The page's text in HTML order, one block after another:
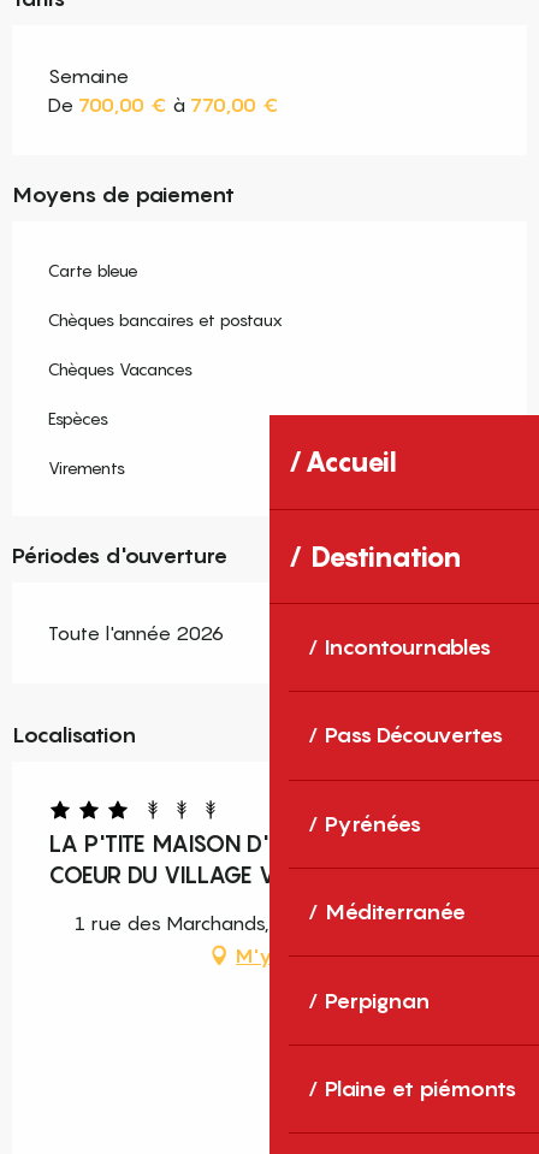
Accueil
Destination
Incontournables
Pass Découvertes
Pyrénées
Méditerranée
Perpignan
Plaine et piémonts
Semaine
De 700,00 € à 770,00 €
Moyens de paiement
Carte bleue
Chèques bancaires et postaux
Chèques Vacances
Espèces
Virements
Périodes d'ouverture
Toute l'année 2026
Localisation
LA P'TITE MAISON D'EVE ANGELINE AU
COEUR DU VILLAGE VITICOLE
1 rue des Marchands, 66600 Opoul-Périllos
M'y rendre